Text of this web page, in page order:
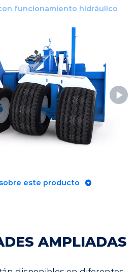
funcionamiento hidráulico
este producto
AMPLIADAS